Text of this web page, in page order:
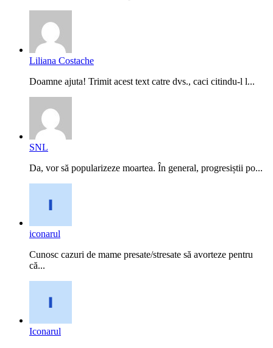
Liliana Costache
Doamne ajuta! Trimit acest text catre dvs., caci citindu-l l...
SNL
Da, vor să popularizeze moartea. În general, progresiștii po...
iconarul
Cunosc cazuri de mame presate/stresate să avorteze pentru
că...
Iconarul